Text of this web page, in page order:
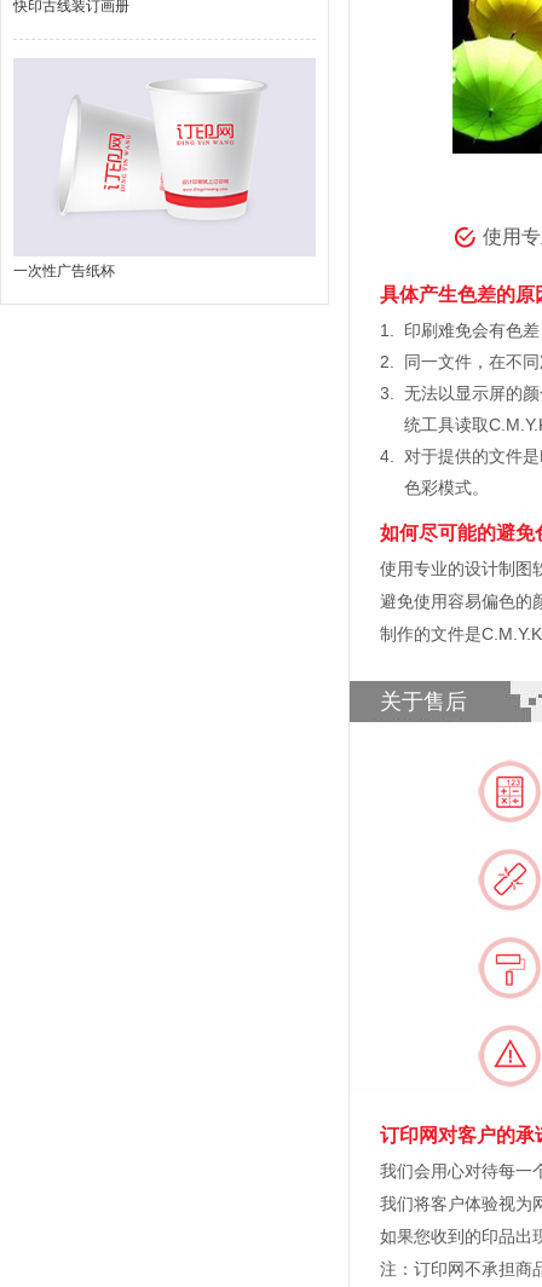
快印古线装订画册
一次性广告纸杯
使用
具体产生色差的原
1.
印刷难免会有色
2.
同一文件，在不
3.
无法以显示屏的
统工具读取
4.
对于提供的文件
色彩模式。
如何尽可能的避免
使用专业的设计制图
避免使用容易偏色的
制作的文件是
关于售后
订印网对客户的承
我们会用心对待每一
我们将客户体验视为
如果您收到的印品出
注：订印网不承担商